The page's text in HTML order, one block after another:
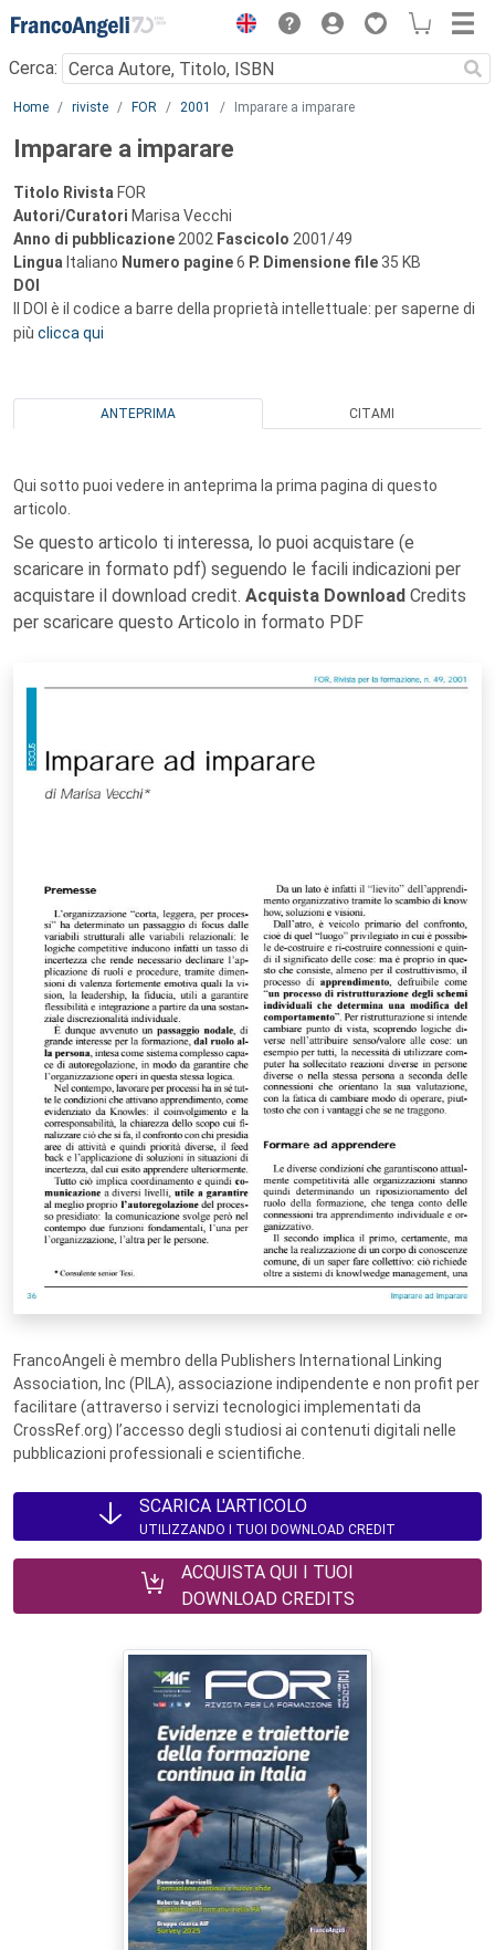
Menu
Cerca:
Main content
Home riviste FOR 2001 Imparare a imparare
Imparare a imparare
Titolo Rivista FOR
Autori/Curatori Marisa Vecchi
Anno di pubblicazione 2002 Fascicolo 2001/49
Lingua Italiano Numero pagine6 P. Dimensione file 35 KB
DOI
Il DOI è il codice a barre della proprietà intellettuale: per saperne di
più clicca qui
ANTEPRIMA CITAMI
Qui sotto puoi vedere in anteprima la prima pagina di questo
articolo.
Se questo articolo ti interessa, lo puoi acquistare (e
scaricare in formato pdf) seguendo le facili indicazioni per
acquistare il download credit. Acquista Download Credits
per scaricare questo Articolo in formato PDF
FrancoAngeli è membro della Publishers International Linking
Association, Inc (PILA), associazione indipendente e non profit per
facilitare (attraverso i servizi tecnologici implementati da
CrossRef.org) l’accesso degli studiosi ai contenuti digitali nelle
pubblicazioni professionali e scientifiche.
SCARICA L'ARTICOLO
UTILIZZANDO I TUOI DOWNLOAD CREDIT
ACQUISTA QUI I TUOI
DOWNLOAD CREDITS